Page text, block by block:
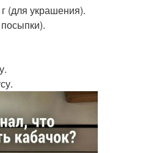
(для украшения).